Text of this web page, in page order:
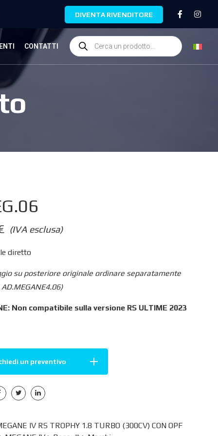
DIVENTA RIVENDITORE
CONTATTI
(IVA esclusa)
diretto
su posteriore originale ordinare separatamente
Non compatibile sulla versione RS ULTIME 2023
un preventivo
IV RS TROPHY 1.8 TURBO (300CV) CON OPF